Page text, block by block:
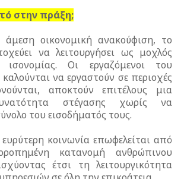
στην πράξη;
οικονομική ανακούφιση, το
να λειτουργήσει ως μοχλός
ισονομίας. Οι εργαζόμενοι του
να εργαστούν σε περιοχές
αποκτούν επιτέλους μια
στέγασης χωρίς να
του εισοδήματός τους.
κοινωνία επωφελείται από
κατανομή ανθρώπινου
έτσι τη λειτουργικότητα